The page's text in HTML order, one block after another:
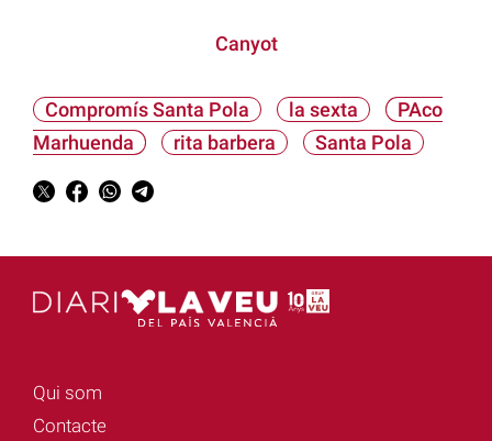
Canyot
Compromís Santa Pola la sexta
PAco
Marhuenda
rita barbera Santa Pola
Qui som
Contacte